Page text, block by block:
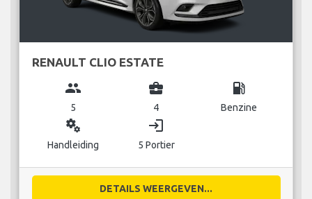
RENAULT CLIO ESTATE
group
5
business_center
4
local_gas_station
Benzine
miscellaneous_services
Handleiding
login
5 Portier
DETAILS WEERGEVEN...